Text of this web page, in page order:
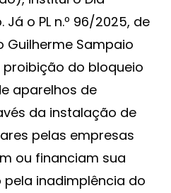
o PL n.º 96/2025, de
Sampaio
proibição do bloqueio
aparelhos de
da instalação de
pelas empresas
ou financiam sua
inadimplência do